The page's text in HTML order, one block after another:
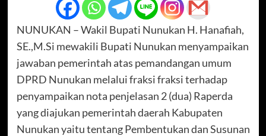
NUNUKAN – Wakil Bupati Nunukan H. Hanafiah,
SE.,M.Si mewakili Bupati Nunukan menyampaikan
jawaban pemerintah atas pemandangan umum
DPRD Nunukan melalui fraksi fraksi terhadap
penyampaikan nota penjelasan 2 (dua) Raperda
yang diajukan pemerintah daerah Kabupaten
Nunukan yaitu tentang Pembentukan dan Susunan